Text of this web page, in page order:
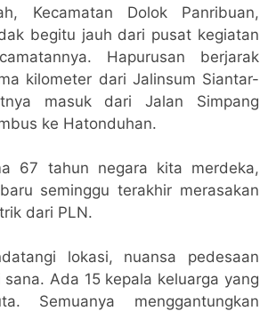
Kecamatan Dolok Panribuan,
begitu jauh dari pusat kegiatan
Hapurusan berjarak
kilometer dari Jalinsum Siantar-
masuk dari Jalan Simpang
ke Hatonduhan.
67 tahun negara kita merdeka,
seminggu terakhir merasakan
dari PLN.
lokasi, nuansa pedesaan
Ada 15 kepala keluarga yang
Semuanya menggantungkan